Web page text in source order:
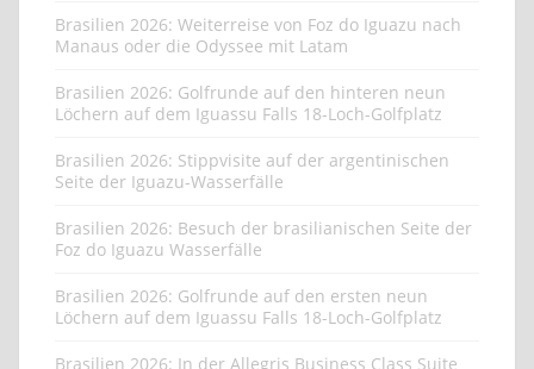
Brasilien 2026: Weiterreise von Foz do Iguazu nach
Manaus oder die Odyssee mit Latam
Brasilien 2026: Golfrunde auf den hinteren neun
Löchern auf dem Iguassu Falls 18-Loch-Golfplatz
Brasilien 2026: Stippvisite auf der argentinischen
Seite der Iguazu-Wasserfälle
Brasilien 2026: Besuch der brasilianischen Seite der
Foz do Iguazu Wasserfälle
Brasilien 2026: Golfrunde auf den ersten neun
Löchern auf dem Iguassu Falls 18-Loch-Golfplatz
Brasilien 2026: In der Allegris Business Class Suite